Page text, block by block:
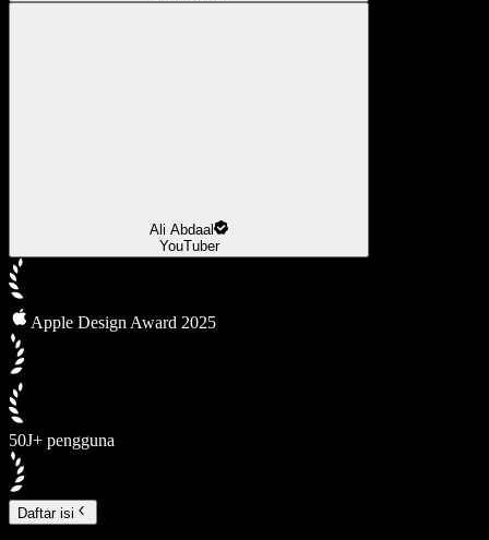
Ali Abdaal
YouTuber
Apple Design Award 2025
50J+ pengguna
Daftar isi